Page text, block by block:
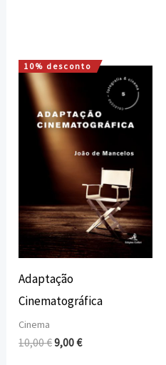
10% desconto
Adaptação
Cinematográfica
Cinema
10,00€
O
preço
original
era:
10,00 €.
9,00€
O
preço
é:
9,00 €.